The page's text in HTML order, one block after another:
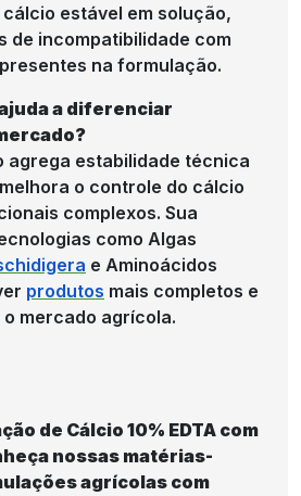
cálcio estável em solução,
de incompatibilidade com
na formulação.
ajuda a diferenciar
agrega estabilidade técnica
o controle do cálcio
complexos. Sua
como Algas
e Aminoácidos
produtos mais completos e
mercado agrícola.
de Cálcio 10% EDTA com
nossas matérias-
agrícolas com